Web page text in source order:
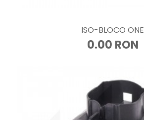
ISO-BLOCO ONE
0.00 RON